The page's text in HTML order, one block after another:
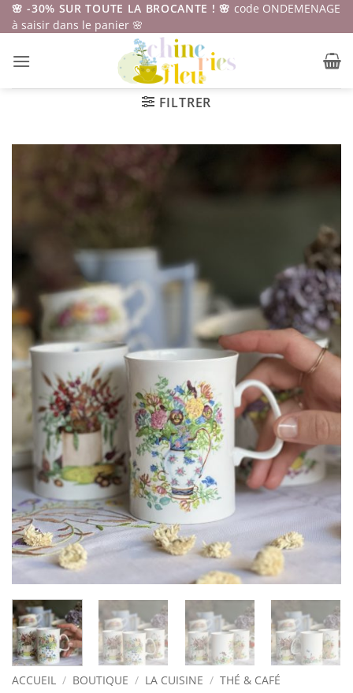
Passer
au
🌸 -30% SUR TOUTE LA BROCANTE ! 🌸 code ONDEMENAGE
à saisir dans le panier 🌸
FILTRER
ACCUEIL / BOUTIQUE / LA CUISINE / THÉ & CAFÉ